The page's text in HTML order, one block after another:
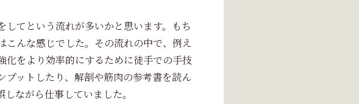
てという流れが多いかと思います。もち
んな感じでした。その流れの中で、例え
化をより効率的にするために徒手での手技
ットしたり、解剖や筋肉の参考書を読ん
ながら仕事していました。